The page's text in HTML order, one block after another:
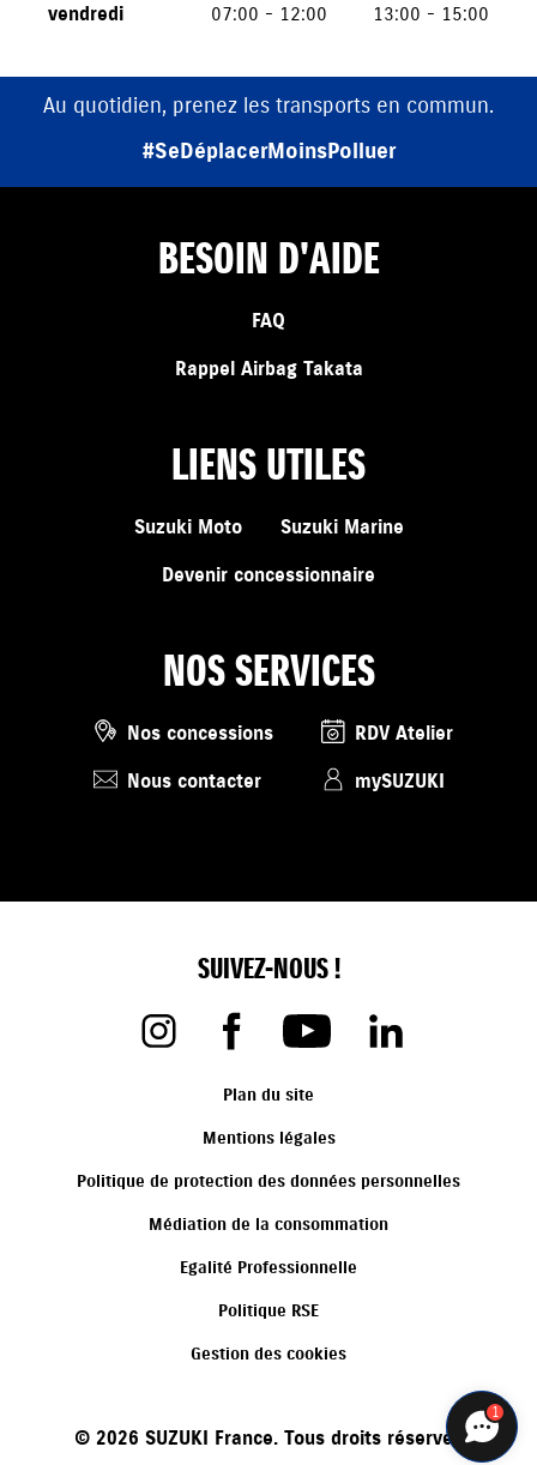
vendredi
07:00 - 12:00 13:00 - 15:00
Au quotidien, prenez les transports en commun.
#SeDéplacerMoinsPolluer
BESOIN D'AIDE
FAQ
Rappel Airbag Takata
LIENS UTILES
Suzuki Moto
Suzuki Marine
Devenir concessionnaire
NOS SERVICES
Nos concessions
Nous contacter
RDV Atelier
mySUZUKI
SUIVEZ-NOUS !
Plan du site
Mentions légales
Politique de protection des données personnelles
Médiation de la consommation
Egalité Professionnelle
Politique RSE
Gestion des cookies
© 2026 SUZUKI France. Tous droits réservés
1